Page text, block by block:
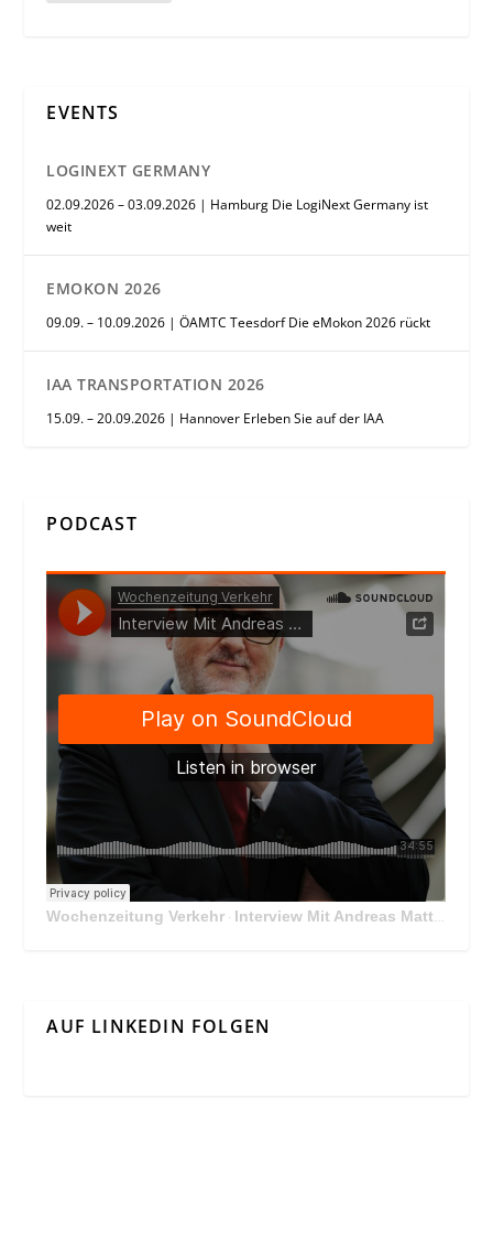
EVENTS
LOGINEXT GERMANY
02.09.2026 – 03.09.2026 | Hamburg Die LogiNext Germany ist
weit
EMOKON 2026
09.09. – 10.09.2026 | ÖAMTC Teesdorf Die eMokon 2026 rückt
IAA TRANSPORTATION 2026
15.09. – 20.09.2026 | Hannover Erleben Sie auf der IAA
PODCAST
Wochenzeitung Verkehr · Interview Mit Andreas Matthä, CEO der ÖBB Holding
AUF LINKEDIN FOLGEN